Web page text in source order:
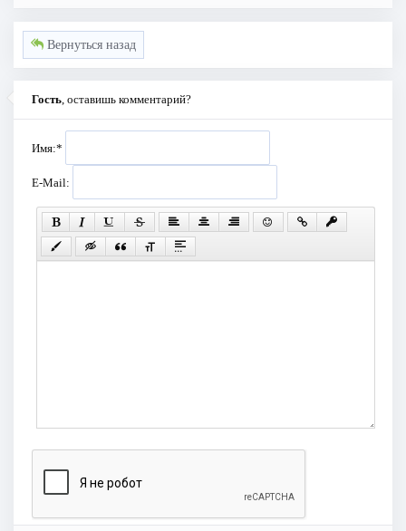
Вернуться назад
Гость, оставишь комментарий?
Имя:*
E-Mail: